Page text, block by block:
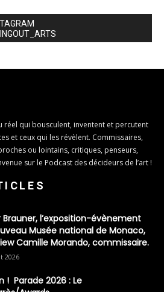
réel qui bousculent, inventent et percutent
et ceux qui les révèlent. Commissaires,
ou lointains, critiques, penseurs,
sur le Podcast des décideurs de l’art !
Brauner, l’exposition-évènement
Musée national de Monaco,
Camille Morando, commissaire.
2026
! Parade 2026 : Le